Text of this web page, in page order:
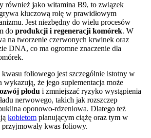
również jako witamina B9, to związek
kluczową rolę w prawidłowym
Jest niezbędny do wielu procesów
do produkcji i regeneracji komórek. W
na tworzenie czerwonych krwinek oraz
DNA, co ma ogromne znaczenie dla
foliowego jest szczególnie istotny w
wykazują, że jego suplementacja może
płodu i zmniejszać ryzyko wystąpienia
nerwowego, takich jak rozszczep
oponowo-rdzeniowa. Dlatego też
kobietom planującym ciążę oraz tym w
przyjmowały kwas foliowy.